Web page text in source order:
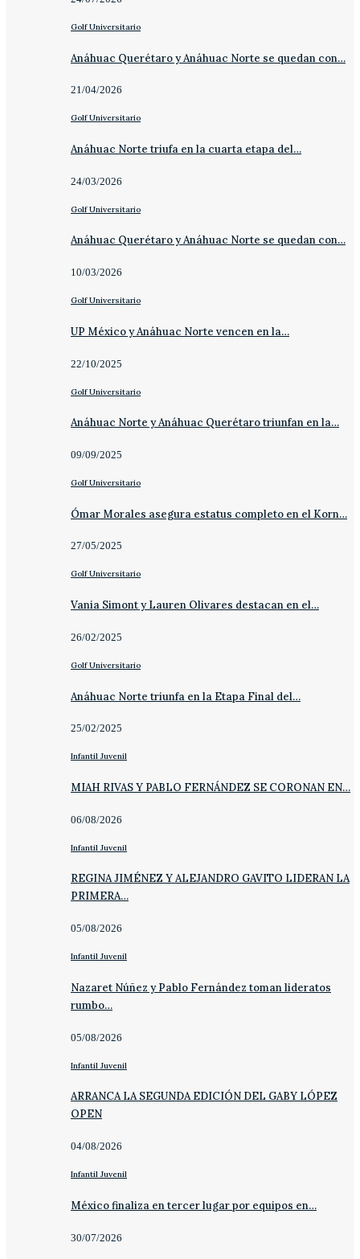
Golf Universitario
Anáhuac Querétaro y Anáhuac Norte se quedan con…
21/04/2026
Golf Universitario
Anáhuac Norte triufa en la cuarta etapa del…
24/03/2026
Golf Universitario
Anáhuac Querétaro y Anáhuac Norte se quedan con…
10/03/2026
Golf Universitario
UP México y Anáhuac Norte vencen en la…
22/10/2025
Golf Universitario
Anáhuac Norte y Anáhuac Querétaro triunfan en la…
09/09/2025
Golf Universitario
Ómar Morales asegura estatus completo en el Korn…
27/05/2025
Golf Universitario
Vania Simont y Lauren Olivares destacan en el…
26/02/2025
Golf Universitario
Anáhuac Norte triunfa en la Etapa Final del…
25/02/2025
Infantil Juvenil
MIAH RIVAS Y PABLO FERNÁNDEZ SE CORONAN EN…
06/08/2026
Infantil Juvenil
REGINA JIMÉNEZ Y ALEJANDRO GAVITO LIDERAN LA
PRIMERA…
05/08/2026
Infantil Juvenil
Nazaret Núñez y Pablo Fernández toman lideratos
rumbo…
05/08/2026
Infantil Juvenil
ARRANCA LA SEGUNDA EDICIÓN DEL GABY LÓPEZ
OPEN
04/08/2026
Infantil Juvenil
México finaliza en tercer lugar por equipos en…
30/07/2026